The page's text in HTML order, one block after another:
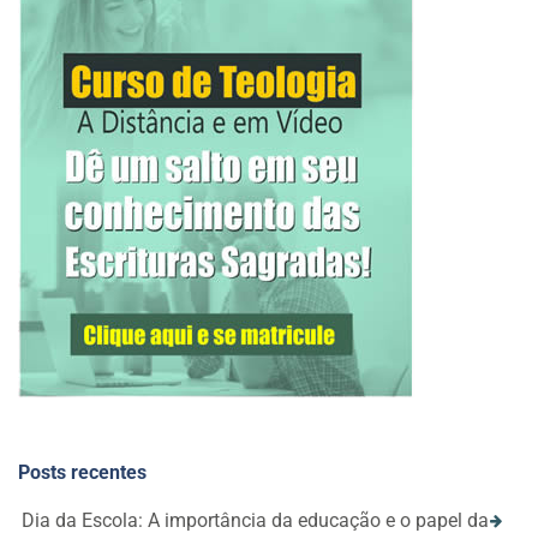
Posts recentes
Dia da Escola: A importância da educação e o papel da